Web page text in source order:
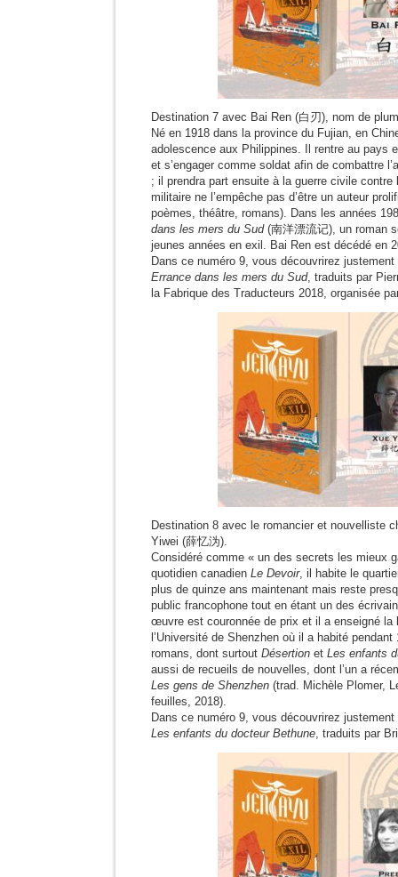
Destination 7 avec Bai Ren (白刃), nom de
Né en 1918 dans la province du Fujian, en
adolescence aux Philippines. Il rentre au pays
et s’engager comme soldat afin de combattre
; il prendra part ensuite à la guerre civile
militaire ne l’empêche pas d’être un auteur
poèmes, théâtre, romans). Dans les années
dans les mers du Sud(南洋漂流记), un roman
jeunes années en exil. Bai Ren est décédé en
Dans ce numéro 9, vous découvrirez
Errance dans les mers du Sud, traduits par
la Fabrique des Traducteurs 2018, organisée
Destination 8 avec le romancier et nouvelliste
Yiwei (薛忆沩).
Considéré comme « un des secrets les mieux
quotidien canadien Le Devoir, il habite le
plus de quinze ans maintenant mais reste
public francophone tout en étant un des
œuvre est couronnée de prix et il a enseigné la
l’Université de Shenzhen où il a habité
romans, dont surtout Désertion et Les enfants
aussi de recueils de nouvelles, dont l’un a
Les gens de Shenzhen (trad. Michèle Plomer,
feuilles, 2018).
Dans ce numéro 9, vous découvrirez
Les enfants du docteur Bethune, traduits par